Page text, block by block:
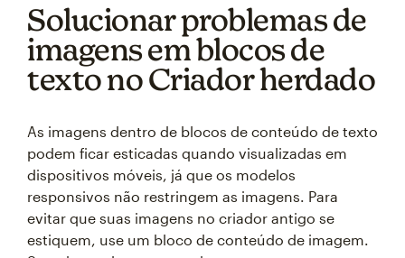
Solucionar problemas de
imagens em blocos de
texto no Criador herdado
As imagens dentro de blocos de conteúdo de texto
podem ficar esticadas quando visualizadas em
dispositivos móveis, já que os modelos
responsivos não restringem as imagens. Para
evitar que suas imagens no criador antigo se
estiquem, use um bloco de conteúdo de imagem.